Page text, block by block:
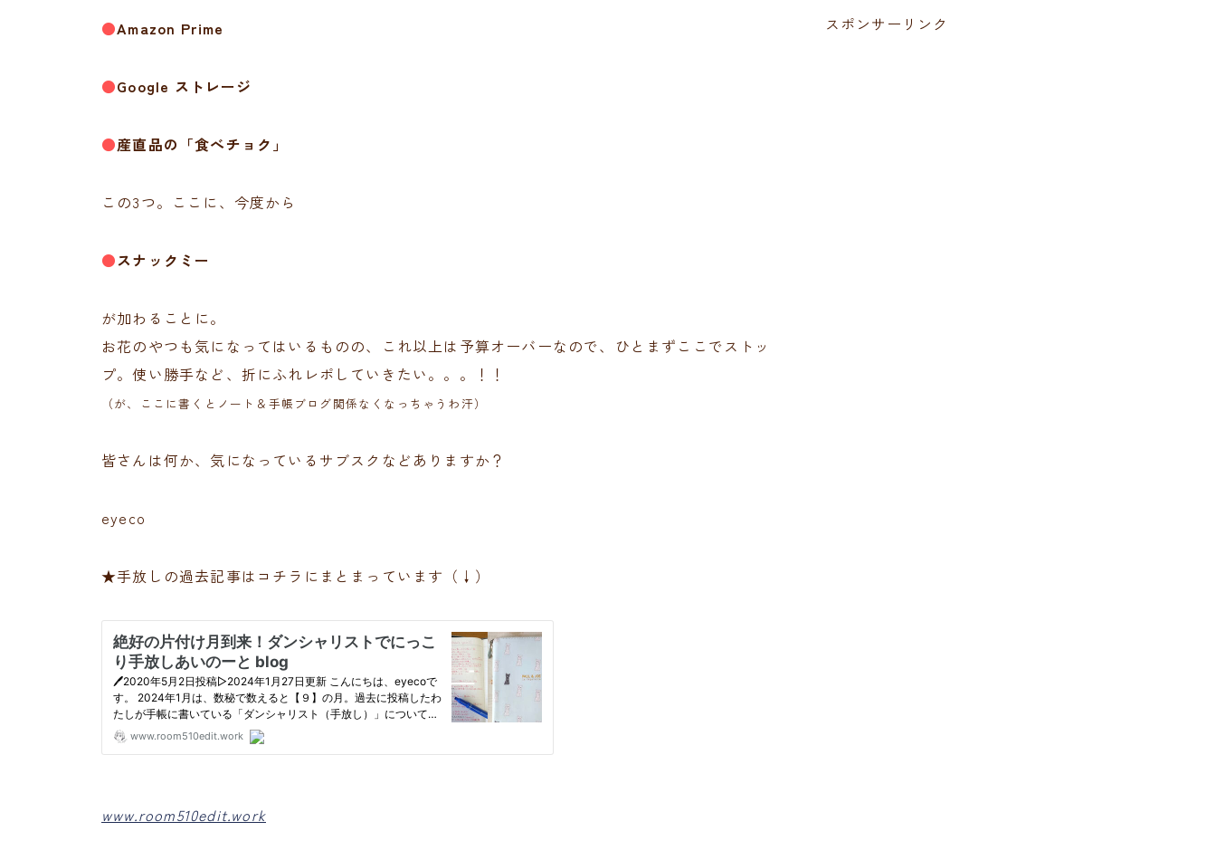
●Amazon Prime
●Google ストレージ
●産直品の「食べチョク」
この3つ。ここに、今度から
●スナックミー
が加わることに。
お花のやつも気になってはいるものの、これ以上は予算オーバーなので、ひとまずここでストッ
プ。使い勝手など、折にふれレポしていきたい。。。！！
（が、ここに書くとノート＆手帳ブログ関係なくなっちゃうわ汗）
皆さんは何か、気になっているサブスクなどありますか？
eyeco
★手放しの過去記事はコチラにまとまっています（↓）
www.room510edit.work
スポンサーリンク